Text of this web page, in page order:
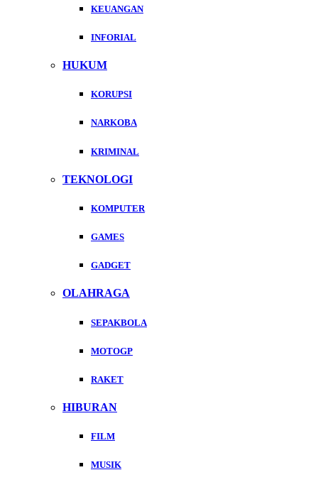
KEUANGAN
INFORIAL
HUKUM
KORUPSI
NARKOBA
KRIMINAL
TEKNOLOGI
KOMPUTER
GAMES
GADGET
OLAHRAGA
SEPAKBOLA
MOTOGP
RAKET
HIBURAN
FILM
MUSIK